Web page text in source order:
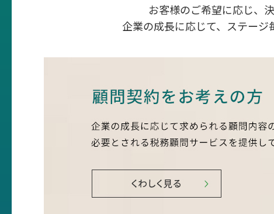
お客様のご希望に応じ、
企業の成長に応じて、ステージ